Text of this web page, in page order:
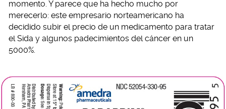
momento. Y parece que ha hecho mucho por
merecerlo: este empresario norteamericano ha
decidido subir el precio de un medicamento para tratar
el Sida y algunos padecimientos del cáncer en un
5000%.